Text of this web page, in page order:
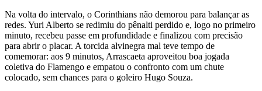
Na volta do intervalo, o Corinthians não demorou para balançar as
redes. Yuri Alberto se redimiu do pênalti perdido e, logo no primeiro
minuto, recebeu passe em profundidade e finalizou com precisão
para abrir o placar. A torcida alvinegra mal teve tempo de
comemorar: aos 9 minutos, Arrascaeta aproveitou boa jogada
coletiva do Flamengo e empatou o confronto com um chute
colocado, sem chances para o goleiro Hugo Souza.